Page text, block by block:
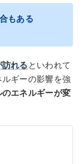
もある
れる といわれて
ギーの影響を強
のエネルギーが変